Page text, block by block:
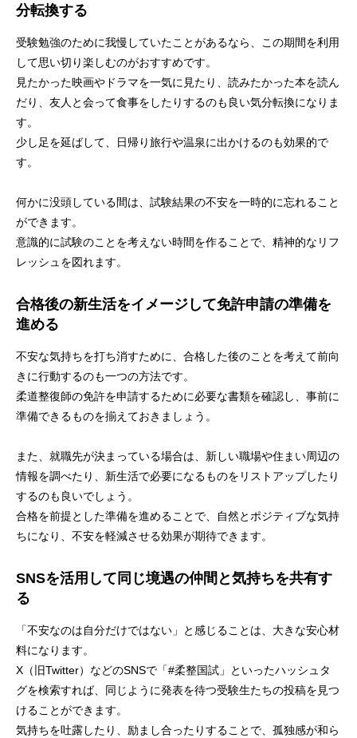
分転換する
受験勉強のために我慢していたことがあるなら、この期間を利用
して思い切り楽しむのがおすすめです。
見たかった映画やドラマを一気に見たり、読みたかった本を読ん
だり、友人と会って食事をしたりするのも良い気分転換になりま
す。
少し足を延ばして、日帰り旅行や温泉に出かけるのも効果的で
す。
何かに没頭している間は、試験結果の不安を一時的に忘れること
ができます。
意識的に試験のことを考えない時間を作ることで、精神的なリフ
レッシュを図れます。
合格後の新生活をイメージして免許申請の準備を
進める
不安な気持ちを打ち消すために、合格した後のことを考えて前向
きに行動するのも一つの方法です。
柔道整復師の免許を申請するために必要な書類を確認し、事前に
準備できるものを揃えておきましょう。
また、就職先が決まっている場合は、新しい職場や住まい周辺の
情報を調べたり、新生活で必要になるものをリストアップしたり
するのも良いでしょう。
合格を前提とした準備を進めることで、自然とポジティブな気持
ちになり、不安を軽減させる効果が期待できます。
SNSを活用して同じ境遇の仲間と気持ちを共有す
る
「不安なのは自分だけではない」と感じることは、大きな安心材
料になります。
X（旧Twitter）などのSNSで「#柔整国試」といったハッシュタ
グを検索すれば、同じように発表を待つ受験生たちの投稿を見つ
けることができます。
気持ちを吐露したり、励まし合ったりすることで、孤独感が和ら